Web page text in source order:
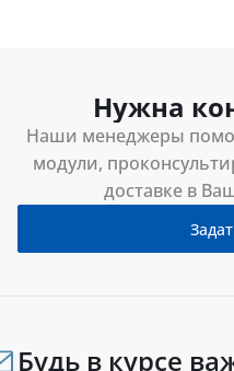
Нужна
Наши менеджеры
модули,
доставке в
Будь в курсе